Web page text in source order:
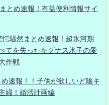
め速報！有益便利情報サイ
騒然まとめ速報！超氷河期
てを失ったキグナス氷子の愛
作戦
速報！！子供が欲しいど陰キ
婦！婚活計画編